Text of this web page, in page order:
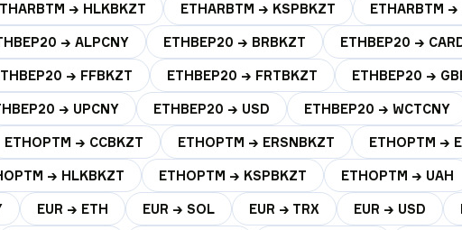
→ HLKBKZT ETHARBTM → KSPBKZT ETHARBTM →
→ ALPCNY ETHBEP20 → BRBKZT ETHBEP20 →
→ FFBKZT ETHBEP20 → FRTBKZT ETHBEP20 →
→ UPCNY ETHBEP20 → USD ETHBEP20 → WCTCNY
ETHOPTM → CCBKZT ETHOPTM → ERSNBKZT ETHOPTM →
→ HLKBKZT ETHOPTM → KSPBKZT ETHOPTM → UAH
EUR → ETH EUR → SOL EUR → TRX EUR → USD